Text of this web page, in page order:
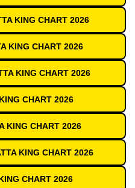
KING CHART 2026
KING CHART 2026
KING CHART 2026
CHART 2026
KING CHART 2026
KING CHART 2026
CHART 2026